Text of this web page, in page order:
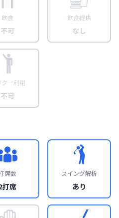
飲食
不可
飲食提供
なし
ター利用
不可
席数
打席
スイング解析
あり